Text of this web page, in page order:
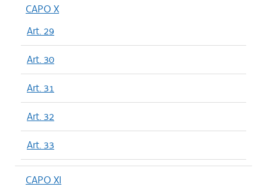
CAPO X
Art. 29
Art. 30
Art. 31
Art. 32
Art. 33
CAPO XI